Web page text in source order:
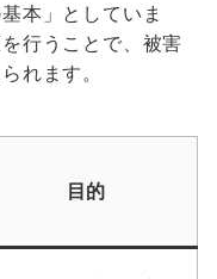
本」としていま
行うことで、被害
れます。
目的